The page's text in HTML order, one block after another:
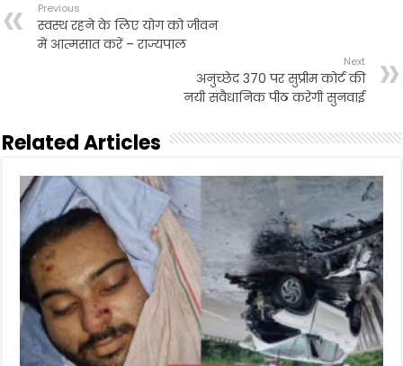
Previous
स्वस्थ रहने के लिए योग को जीवन
में आत्मसात करें – राज्यपाल
Next
अनुच्छेद 370 पर सुप्रीम कोर्ट की
नयी संवैधानिक पीठ करेगी सुनवाई
Related Articles